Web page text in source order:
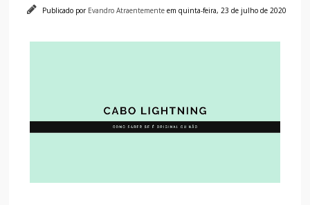
Publicado por Evandro Atraentemente em quinta-feira, 23 de julho de 2020